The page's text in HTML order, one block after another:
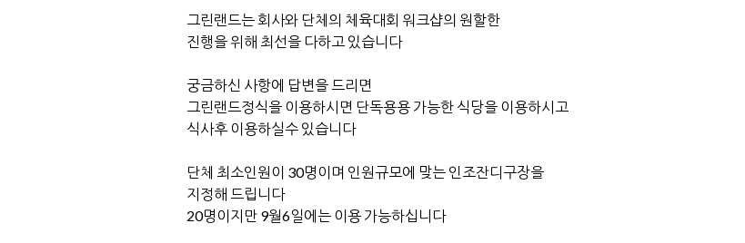
그린랜드는 회사와 단체의 체육대회 워크샵의 원할한
진행을 위해 최선을 다하고 있습니다
궁금하신 사항에 답변을 드리면
그린랜드정식을 이용하시면 단독용용 가능한 식당을 이용하시고
식사후 이용하실수 있습니다
단체 최소인원이 30명이며 인원규모에 맞는 인조잔디구장을
지정해 드립니다
20명이지만 9월6일에는 이용 가능하십니다